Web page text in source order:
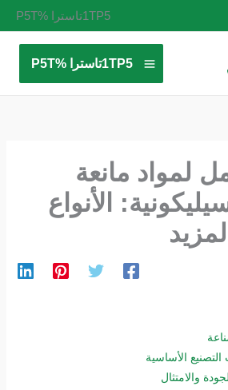
1TP5تاسترا %P5T
1TP5تاسترا %P5T
لمواد مانعة
الأنواع
الأساسية
والامتثال